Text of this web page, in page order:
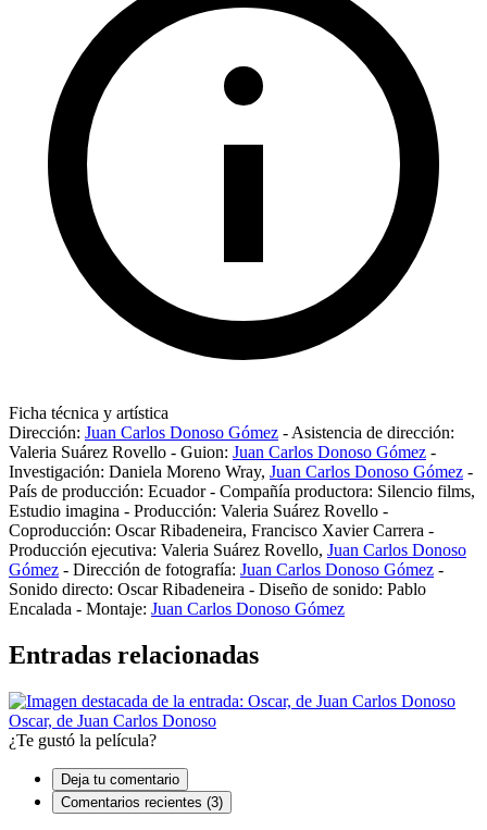
Ficha técnica y artística
Dirección: Juan Carlos Donoso Gómez - Asistencia de dirección:
Valeria Suárez Rovello - Guion: Juan Carlos Donoso Gómez -
Investigación: Daniela Moreno Wray, Juan Carlos Donoso Gómez -
País de producción: Ecuador- Compañía productora: Silencio films,
Estudio imagina - Producción: Valeria Suárez Rovello -
Coproducción: Oscar Ribadeneira, Francisco Xavier Carrera -
Producción ejecutiva: Valeria Suárez Rovello, Juan Carlos Donoso
Gómez - Dirección de fotografía: Juan Carlos Donoso Gómez -
Sonido directo: Oscar Ribadeneira - Diseño de sonido: Pablo
Encalada - Montaje: Juan Carlos Donoso Gómez
Entradas relacionadas
Oscar, de Juan Carlos Donoso
¿Te gustó la película?
Deja tu comentario
Comentarios recientes (3)